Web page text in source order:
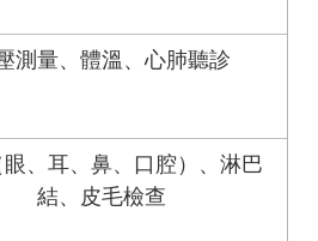
測量、體溫、心肺聽診
、耳、鼻、口腔）、淋巴
結、皮毛檢查